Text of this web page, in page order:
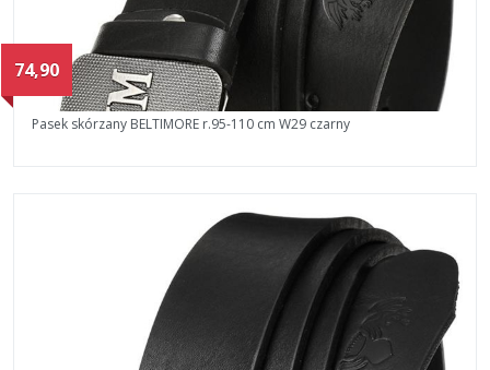
74,90
Pasek skórzany BELTIMORE r.95-110 cm W29 czarny